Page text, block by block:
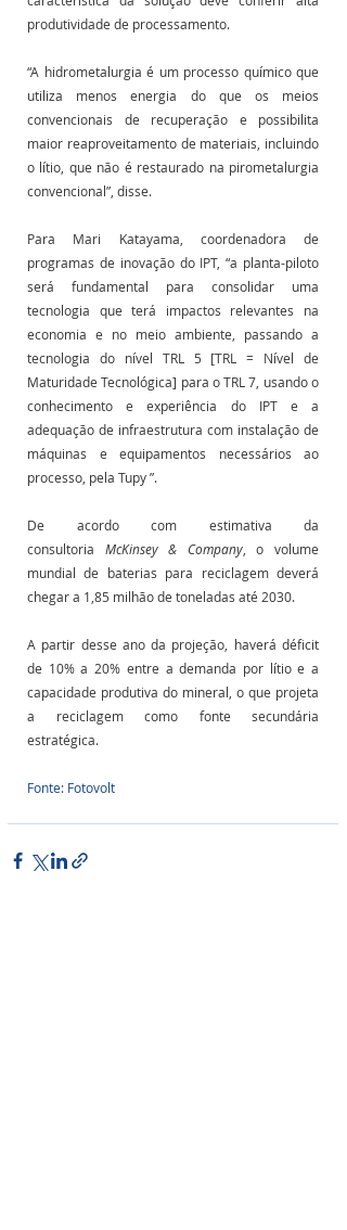
produtividade de processamento.
“A hidrometalurgia é um processo químico que
utiliza menos energia do que os meios
convencionais de recuperação e possibilita
maior reaproveitamento de materiais, incluindo
o lítio, que não é restaurado na pirometalurgia
convencional”, disse.
Para Mari Katayama, coordenadora de
programas de inovação do IPT, “a planta-piloto
será fundamental para consolidar uma
tecnologia que terá impactos relevantes na
economia e no meio ambiente, passando a
tecnologia do nível TRL 5 [TRL = Nível de
Maturidade Tecnológica] para o TRL 7, usando o
conhecimento e experiência do IPT e a
adequação de infraestrutura com instalação de
máquinas e equipamentos necessários ao
processo, pela Tupy ”.
De acordo com estimativa da
consultoria McKinsey & Company, o volume
mundial de baterias para reciclagem deverá
chegar a 1,85 milhão de toneladas até 2030.
A partir desse ano da projeção, haverá déficit
de 10% a 20% entre a demanda por lítio e a
capacidade produtiva do mineral, o que projeta
a reciclagem como fonte secundária
estratégica.
Fonte: Fotovolt